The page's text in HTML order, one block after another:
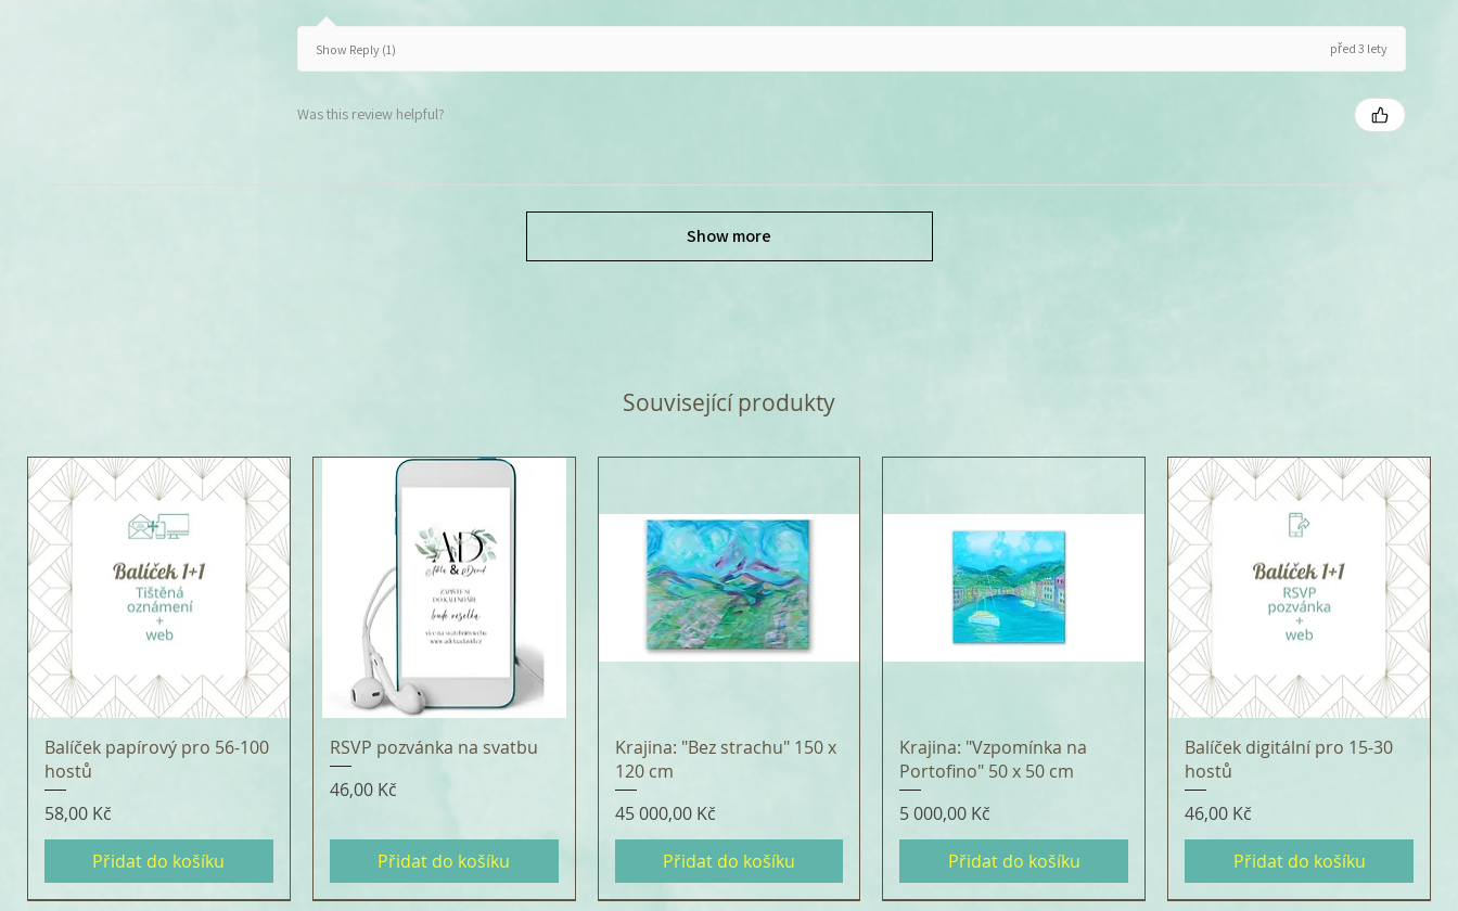
Show Reply (1) před 3 lety
Was this review helpful?
Show more
Související produkty
Balíček papírový pro 56-100
hostů
Cena
58,00 Kč
Přidat do košíku
RSVP pozvánka na svatbu
Cena
46,00 Kč
Přidat do košíku
Krajina: "Bez strachu" 150 x
120 cm
Cena
45 000,00 Kč
Přidat do košíku
Krajina: "Vzpomínka na
Portofino" 50 x 50 cm
Cena
5 000,00 Kč
Přidat do košíku
Balíček digitální pro 15-30
hostů
Cena
46,00 Kč
Přidat do košíku